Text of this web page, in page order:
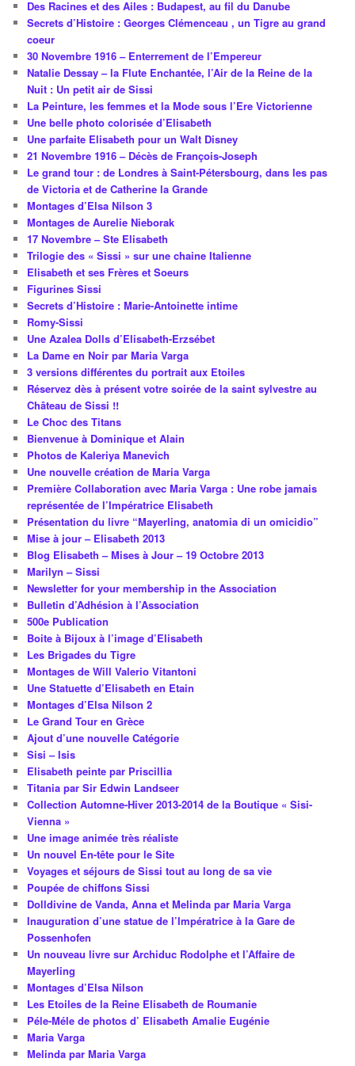
Des Racines et des Ailes : Budapest, au fil du Danube
Secrets d’Histoire : Georges Clémenceau , un Tigre au grand
coeur
30 Novembre 1916 – Enterrement de l’Empereur
Natalie Dessay – la Flute Enchantée, l’Air de la Reine de la
Nuit : Un petit air de Sissi
La Peinture, les femmes et la Mode sous l’Ere Victorienne
Une belle photo colorisée d’Elisabeth
Une parfaite Elisabeth pour un Walt Disney
21 Novembre 1916 – Décès de François-Joseph
Le grand tour : de Londres à Saint-Pétersbourg, dans les pas
de Victoria et de Catherine la Grande
Montages d’Elsa Nilson 3
Montages de Aurelie Nieborak
17 Novembre – Ste Elisabeth
Trilogie des « Sissi » sur une chaine Italienne
Elisabeth et ses Frères et Soeurs
Figurines Sissi
Secrets d’Histoire : Marie-Antoinette intime
Romy-Sissi
Une Azalea Dolls d’Elisabeth-Erzsébet
La Dame en Noir par Maria Varga
3 versions différentes du portrait aux Etoiles
Réservez dès à présent votre soirée de la saint sylvestre au
Château de Sissi !!
Le Choc des Titans
Bienvenue à Dominique et Alain
Photos de Kaleriya Manevich
Une nouvelle création de Maria Varga
Première Collaboration avec Maria Varga : Une robe jamais
représentée de l’Impératrice Elisabeth
Présentation du livre “Mayerling, anatomia di un omicidio”
Mise à jour – Elisabeth 2013
Blog Elisabeth – Mises à Jour – 19 Octobre 2013
Marilyn – Sissi
Newsletter for your membership in the Association
Bulletin d’Adhésion à l’Association
500e Publication
Boite à Bijoux à l’image d’Elisabeth
Les Brigades du Tigre
Montages de Will Valerio Vitantoni
Une Statuette d’Elisabeth en Etain
Montages d’Elsa Nilson 2
Le Grand Tour en Grèce
Ajout d’une nouvelle Catégorie
Sisi – Isis
Elisabeth peinte par Priscillia
Titania par Sir Edwin Landseer
Collection Automne-Hiver 2013-2014 de la Boutique « Sisi-
Vienna »
Une image animée très réaliste
Un nouvel En-tête pour le Site
Voyages et séjours de Sissi tout au long de sa vie
Poupée de chiffons Sissi
Dolldivine de Vanda, Anna et Melinda par Maria Varga
Inauguration d’une statue de l’Impératrice à la Gare de
Possenhofen
Un nouveau livre sur Archiduc Rodolphe et l’Affaire de
Mayerling
Montages d’Elsa Nilson
Les Etoiles de la Reine Elisabeth de Roumanie
Péle-Méle de photos d’ Elisabeth Amalie Eugénie
Maria Varga
Melinda par Maria Varga